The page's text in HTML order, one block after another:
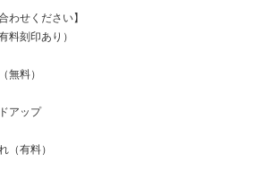
わせください】
料刻印あり）
無料）
アップ
（有料）